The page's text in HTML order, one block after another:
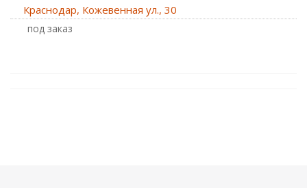
Краснодар, Кожевенная ул., 30
Под заказ